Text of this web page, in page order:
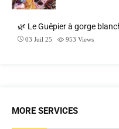
🌿 Le Guêpier à gorge
03 Juil 25 953 Views
MORE SERVICES